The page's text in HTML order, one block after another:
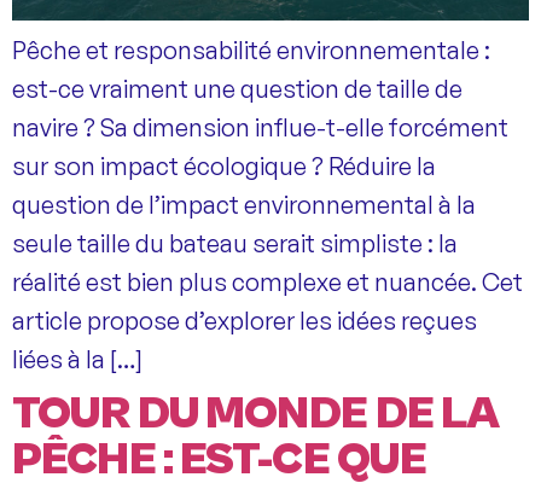
Pêche et responsabilité environnementale :
est-ce vraiment une question de taille de
navire ? Sa dimension influe-t-elle forcément
sur son impact écologique ? Réduire la
question de l’impact environnemental à la
seule taille du bateau serait simpliste : la
réalité est bien plus complexe et nuancée. Cet
article propose d’explorer les idées reçues
liées à la […]
TOUR DU MONDE DE LA
PÊCHE : EST-CE QUE